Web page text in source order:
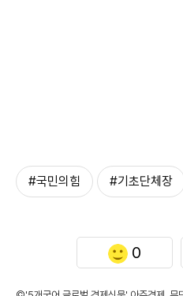
#국민의힘 #기초단체장
0